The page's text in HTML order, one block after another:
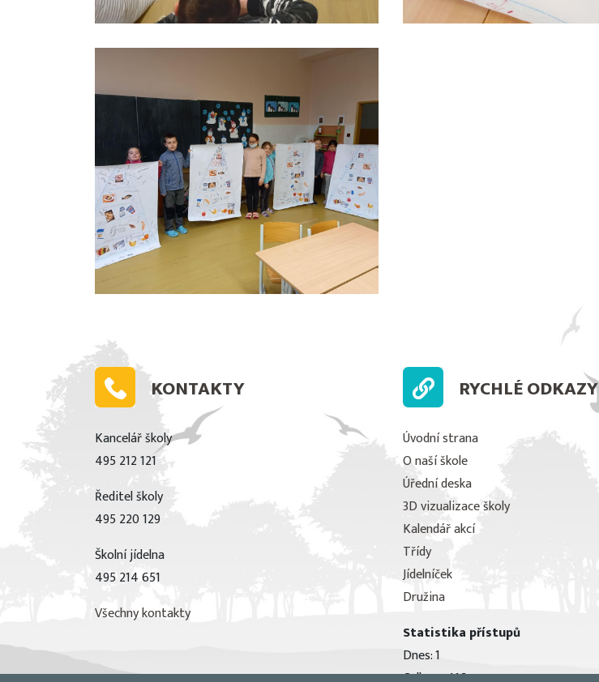
KONTAKTY
Kancelář školy
495 212 121
Ředitel školy
495 220 129
Školní jídelna
495 214 651
Všechny kontakty
RYCHLÉ ODKAZY
Úvodní strana
O naší škole
Úřední deska
3D vizualizace školy
Kalendář akcí
Třídy
Jídelníček
Družina
Statistika přístupů
Dnes: 1